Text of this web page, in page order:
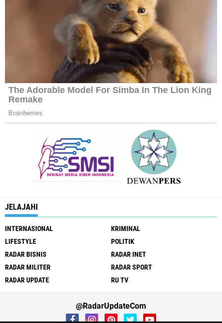
JELAJAHI
INTERNASIONAL
KRIMINAL
LIFESTYLE
POLITIK
RADAR BISNIS
RADAR INET
RADAR MILITER
RADAR SPORT
RADAR UPDATE
RU TV
@RadarUpdateCom